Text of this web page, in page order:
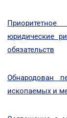
юридические
обязательств
Обнародован
ископаемых и